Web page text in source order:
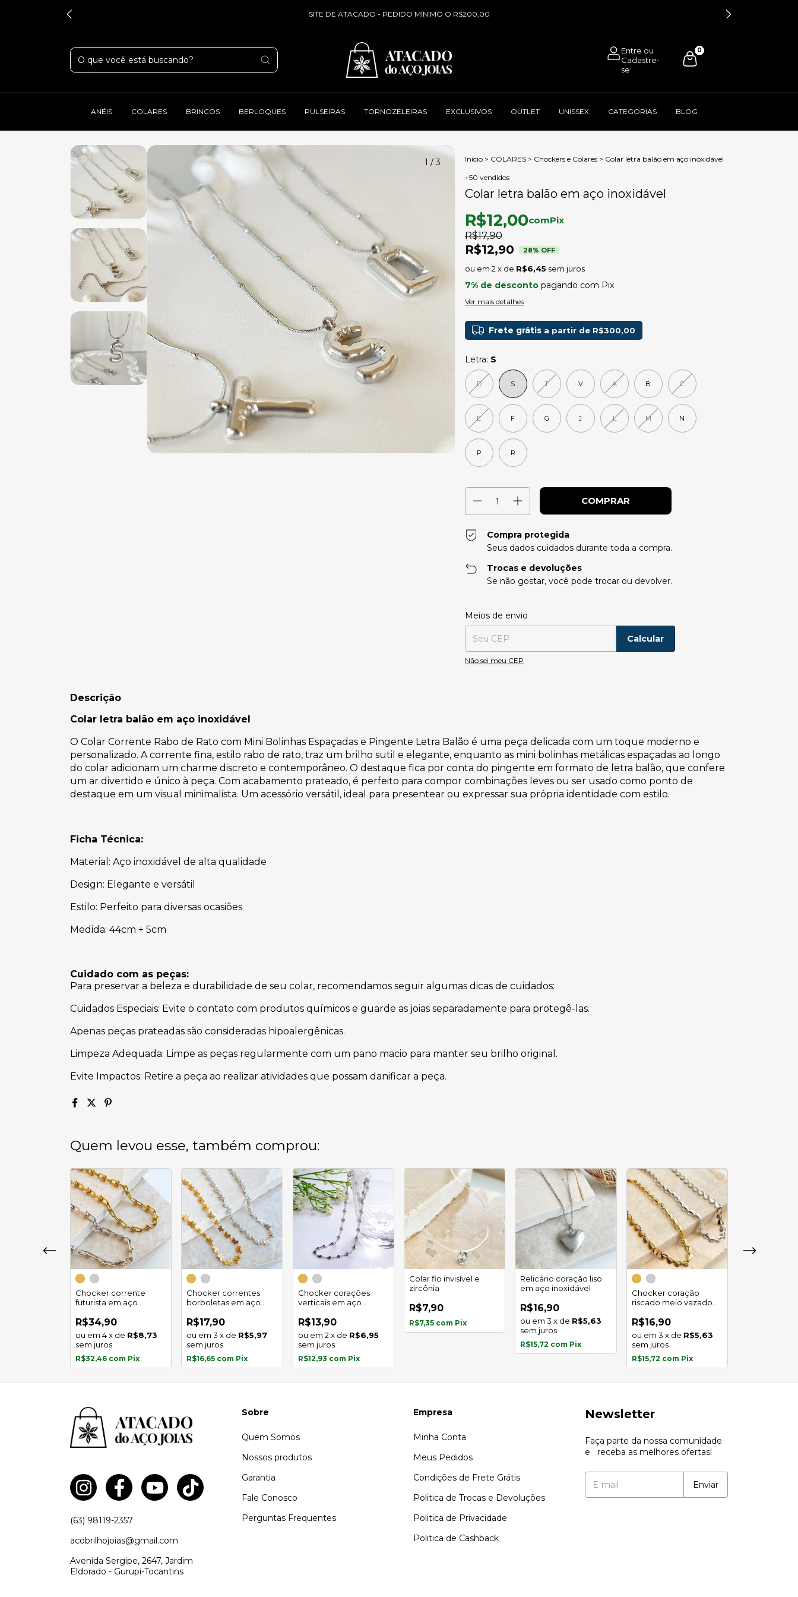
SITE DE ATACADO - PEDIDO MÍNIMO O R$200,00
0
ANÉIS COLARES BRINCOS BERLOQUES PULSEIRAS TORNOZELEIRAS EXCLUSIVOS OUTLET UNISSEX CATEGORIAS BLOG
1 /3 Início > COLARES > Chockers e Colares > Colar letra balão em aço inoxidável
+50 vendidos
Colar letra balão em aço inoxidável
R$17,90
R$12,90 28% OFF
R$12,00comPix
2 x de R$6,45 sem juros
7% de descontopagando com Pix
Ver mais detalhes
Frete grátis a partir de R$300,00
Letra: S
D S T V A B C
E F G J L M N
P R
Compra protegida
Seus dados cuidados durante toda a compra.
Trocas e devoluções
Se não gostar, você pode trocar ou devolver.
Entregas para o CEP:
Meios de envio
Calcular
Não sei meu CEP
Descrição
Colar letra balão em aço inoxidável
O Colar Corrente Rabo de Rato com Mini Bolinhas Espaçadas e Pingente Letra Balão é uma peça delicada com um toque moderno e
personalizado. A corrente fina, estilo rabo de rato, traz um brilho sutil e elegante, enquanto as mini bolinhas metálicas espaçadas ao longo
do colar adicionam um charme discreto e contemporâneo. O destaque fica por conta do pingente em formato de letra balão, que confere
um ar divertido e único à peça. Com acabamento prateado, é perfeito para compor combinações leves ou ser usado como ponto de
destaque em um visual minimalista. Um acessório versátil, ideal para presentear ou expressar sua própria identidade com estilo.
Ficha Técnica:
Material: Aço inoxidável de alta qualidade
Design: Elegante e versátil
Estilo: Perfeito para diversas ocasiões
Medida: 44cm + 5cm
Cuidado com as peças:
Para preservar a beleza e durabilidade de seu colar, recomendamos seguir algumas dicas de cuidados:
Cuidados Especiais: Evite o contato com produtos químicos e guarde as joias separadamente para protegê-las.
Apenas peças prateadas são consideradas hipoalergênicas.
Limpeza Adequada: Limpe as peças regularmente com um pano macio para manter seu brilho original.
Evite Impactos: Retire a peça ao realizar atividades que possam danificar a peça.
Quem levou esse, também comprou:
Chocker corrente
futurista em aço
R$34,90
4x de R$8,73
sem juros
R$32,46 com Pix
Chocker correntes
borboletas em aço
R$17,90
3 x de R$5,97
sem juros
R$16,65 com Pix
Chocker corações
verticais em aço
R$13,90
2 x de R$6,95
sem juros
R$12,93 com Pix
Colar fio invisível e
zircônia
R$7,90
R$7,35 com Pix
Relicário coração liso
em aço inoxidável
R$16,90
3 x de R$5,63
sem juros
R$15,72 com Pix
Chocker coração
riscado meio vazado
R$16,90
3 x de R$5,63
sem juros
R$15,72 com Pix
(63) 98119-2357
acobrilhojoias@gmail.com
Avenida Sergipe, 2647, Jardim
Eldorado - Gurupi-Tocantins
Sobre
Quem Somos
Nossos produtos
Garantia
Fale Conosco
Perguntas Frequentes
Empresa
Minha Conta
Meus Pedidos
Condições de Frete Grátis
Politica de Trocas e Devoluções
Politica de Privacidade
Politica de Cashback
Newsletter
Faça parte da nossa comunidade
e receba as melhores ofertas!